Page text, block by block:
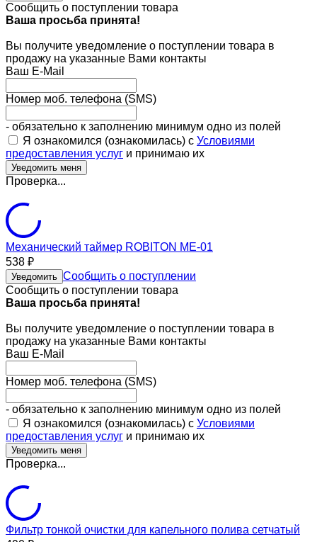
Сообщить о поступлении товара
Ваша просьба принята!
Вы получите уведомление о поступлении товара в
продажу на указанные Вами контакты
Ваш E-Mail
Номер моб. телефона (SMS)
- обязательно к заполнению минимум одно из полей
Я ознакомился (ознакомилась) с Условиями
предоставления услуг и принимаю их
Проверка...
Механический таймер ROBITON ME-01
538 ₽
Уведомить Сообщить о поступлении
Сообщить о поступлении товара
Ваша просьба принята!
Вы получите уведомление о поступлении товара в
продажу на указанные Вами контакты
Ваш E-Mail
Номер моб. телефона (SMS)
- обязательно к заполнению минимум одно из полей
Я ознакомился (ознакомилась) с Условиями
предоставления услуг и принимаю их
Проверка...
Фильтр тонкой очистки для капельного полива сетчатый